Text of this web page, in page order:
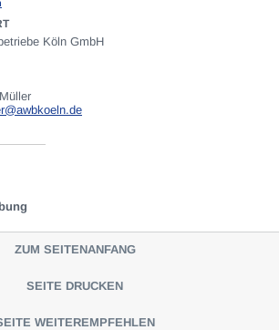
der Ausfuhrgenehmigungspflicht unterliegen,
Punkte E3 und E4 unserer AGB entsprechend
kommt die gesetzliche Umsatzsteuer
gemäß § 25a UStG wird nur angewendet,
der jeweiligen Ausschreibung angegeben ist.
Köln GmbH
ZUM SEITENANFANG
SEITE DRUCKEN
WEITEREMPFEHLEN